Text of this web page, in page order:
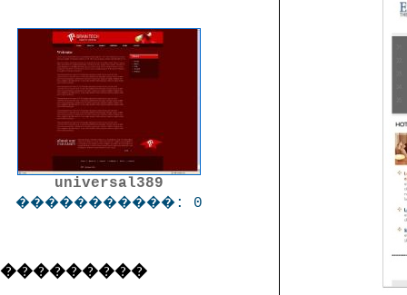
universal389
�����������: 0
���������